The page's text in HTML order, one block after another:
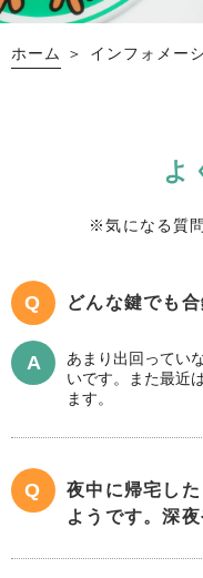
ホーム ＞ インフォメー
よ
※気になる質
どんな鍵でも
あまり出回ってい
いです。また最近
ます。
夜中に帰宅し
ようです。深